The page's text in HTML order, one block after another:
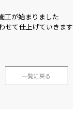
工が始まりました
せて仕上げていきます
一覧に戻る